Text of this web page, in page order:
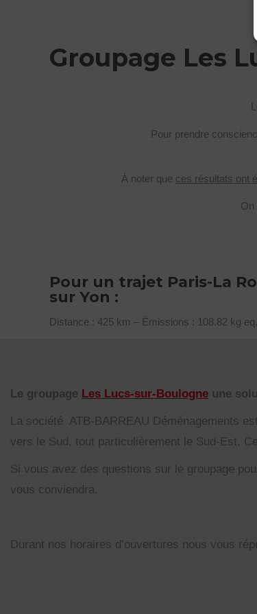
Groupage Les
Pour prendre
À noter que ces résultats ont
On
Pour un trajet Paris-La
sur Yon :
Distance : 425 km – Émissions : 108.82 kg
Le groupage Les Lucs-sur-Boulogne une
La société ATB-BARREAU Déménagements
vers le Sud, tout particulièrement le Sud-Est.
Si vous avez des questions sur le groupage
vous conviendra.
Durant nos horaires d’ouvertures nous vous